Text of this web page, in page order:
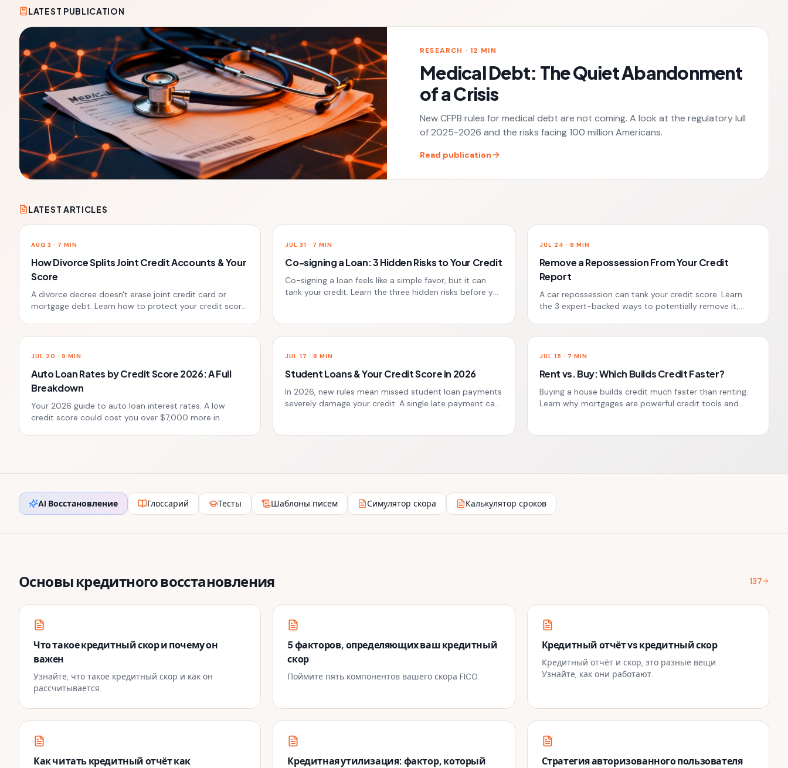
LATEST PUBLICATION
RESEARCH ·12 MIN
Medical Debt: The Quiet Abandonment
of a Crisis
New CFPB rules for medical debt are not coming. A look at the regulatory lull
of 2025-2026 and the risks facing 100 million Americans.
Read publication
LATEST ARTICLES
AUG 3 · 7 MIN
How Divorce Splits Joint Credit Accounts & Your
Score
A divorce decree doesn't erase joint credit card or
mortgage debt. Learn how to protect your credit score
JUL 31 · 7 MIN
Co-signing a Loan: 3 Hidden Risks to Your Credit
Co-signing a loan feels like a simple favor, but it can
tank your credit. Learn the three hidden risks before you
JUL 24 · 8 MIN
Remove a Repossession From Your Credit
Report
A car repossession can tank your credit score. Learn
the 3 expert-backed ways to potentially remove it,
JUL 20 · 9 MIN
Auto Loan Rates by Credit Score 2026: A Full
Breakdown
Your 2026 guide to auto loan interest rates. A low
credit score could cost you over $7,000 more in
JUL 17 · 8 MIN
Student Loans & Your Credit Score in 2026
In 2026, new rules mean missed student loan payments
severely damage your credit. A single late payment can
JUL 15 · 7 MIN
Rent vs. Buy: Which Builds Credit Faster?
Buying a house builds credit much faster than renting.
Learn why mortgages are powerful credit tools and
AI Восстановление Глоссарий Тесты Шаблоны писем Симулятор скора Калькулятор сроков
Основы кредитного восстановления 137
Что такое кредитный скор и почему он
важен
Узнайте, что такое кредитный скор и как он
рассчитывается.
5 факторов, определяющих ваш кредитный
скор
Поймите пять компонентов вашего скора FICO.
Кредитный отчёт vs кредитный скор
Кредитный отчёт и скор, это разные вещи.
Узнайте, как они работают.
Как читать кредитный отчёт как
Кредитная утилизация: фактор, который
Стратегия авторизованного пользователя